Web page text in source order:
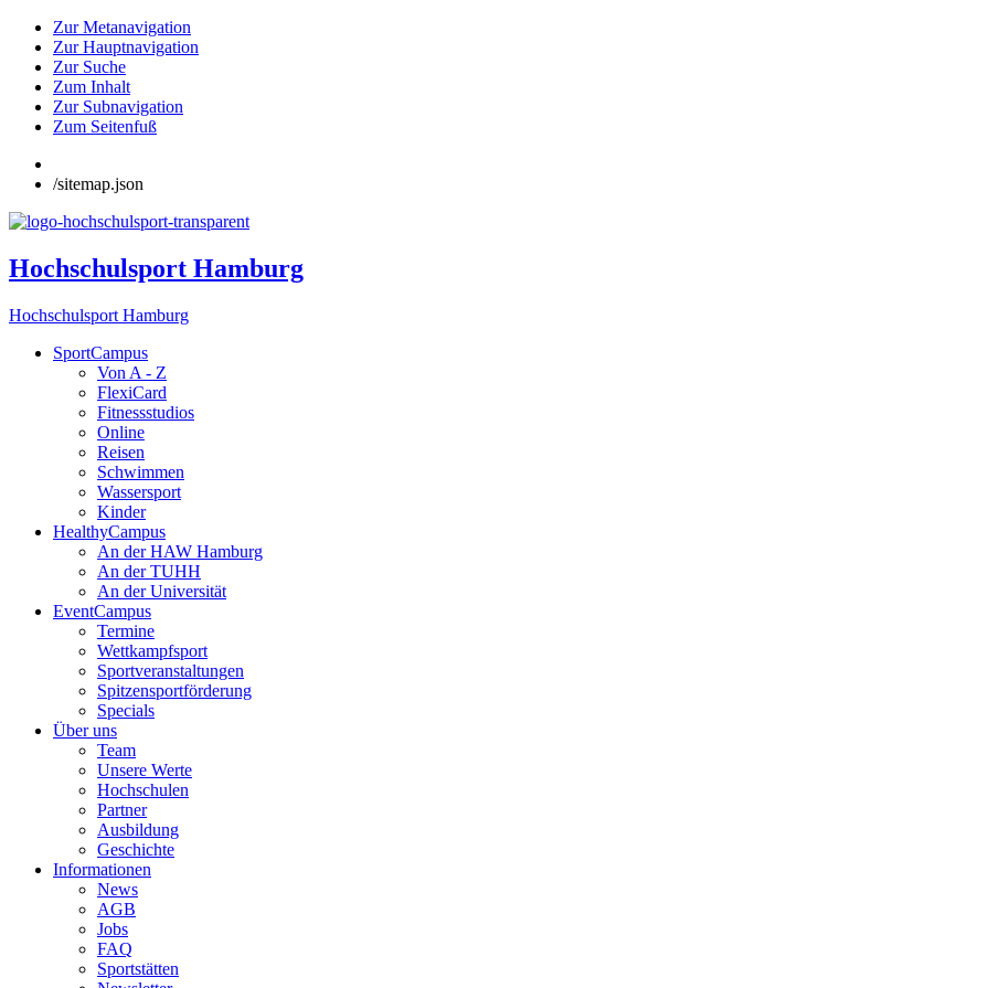
Zur Metanavigation
Zur Hauptnavigation
Zur Suche
Zum Inhalt
Zur Subnavigation
Zum Seitenfuß
/sitemap.json
Hochschulsport Hamburg
Hochschulsport Hamburg
SportCampus
Von A - Z
FlexiCard
Fitnessstudios
Online
Reisen
Schwimmen
Wassersport
Kinder
HealthyCampus
An der HAW Hamburg
An der TUHH
An der Universität
EventCampus
Termine
Wettkampfsport
Sportveranstaltungen
Spitzensportförderung
Specials
Über uns
Team
Unsere Werte
Hochschulen
Partner
Ausbildung
Geschichte
Informationen
News
AGB
Jobs
FAQ
Sportstätten